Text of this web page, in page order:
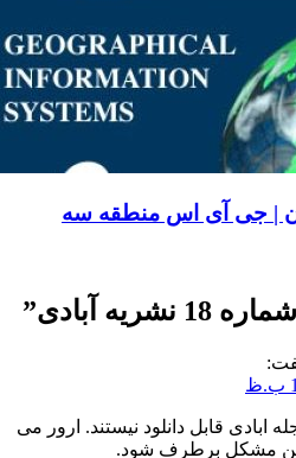
قابل دانلود نیستند. ارور می
برطرف شود.